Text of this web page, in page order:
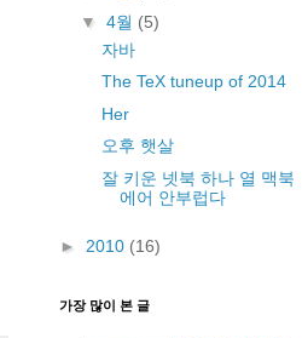
▼ 4월 (5)
자바
The TeX tuneup of 2014
Her
오후 햇살
잘 키운 넷북 하나 열 맥북
에어 안부럽다
► 2010 (16)
가장 많이 본 글